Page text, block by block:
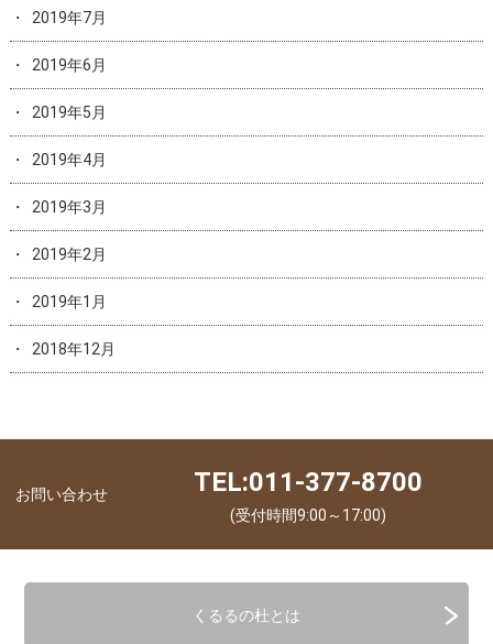
2019年7月
2019年6月
2019年5月
2019年4月
2019年3月
2019年2月
2019年1月
2018年12月
お問い合わせ TEL:011-377-8700
(受付時間9:00～17:00)
くるるの杜とは